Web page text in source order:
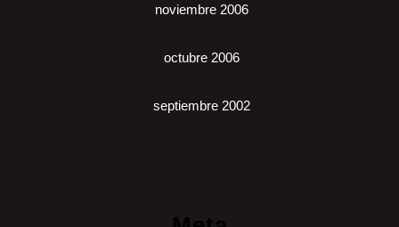
noviembre 2006
octubre 2006
septiembre 2002